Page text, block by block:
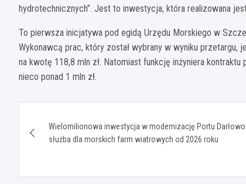
hydrotechnicznych”. Jest to inwestycja, która realizowana
To pierwsza inicjatywa pod egidą Urzędu Morskiego w
Wykonawcą prac, który został wybrany w wyniku
na kwotę 118,8 mln zł. Natomiast funkcję inżyniera
nieco ponad 1 mln zł.
wpisu
Wielomilionowa inwestycja w modernizację Portu Darłowo:
służba dla morskich farm wiatrowych od 2026 roku